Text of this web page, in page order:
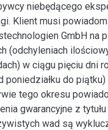
niebędącego
Klient musi
GmbH na
(odchyleniach
w ciągu pięciu dni
poniedziałku do
tego okresu
gwarancyjne z
wad są